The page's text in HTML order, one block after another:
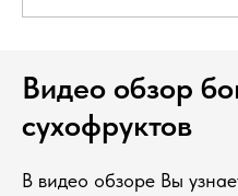
Видео обзор
сухофруктов
В видео обзоре Вы